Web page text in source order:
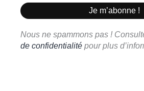
Nous ne spammons pas !
de confidentialité pour plus